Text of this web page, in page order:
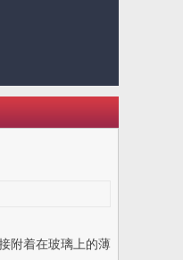
附着在玻璃上的薄